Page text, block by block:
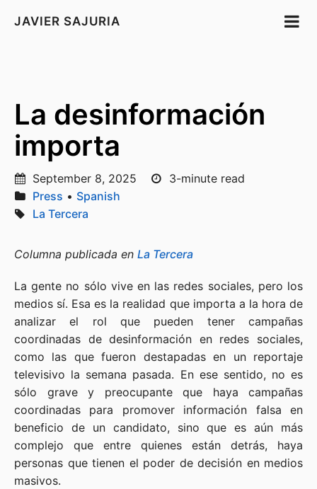
JAVIER SAJURIA
La desinformación
importa
September 8, 2025
3-minute read
Press • Spanish
La Tercera
Columna publicada en La Tercera
La gente no sólo vive en las redes sociales, pero los
medios sí. Esa es la realidad que importa a la hora de
analizar el rol que pueden tener campañas
coordinadas de desinformación en redes sociales,
como las que fueron destapadas en un reportaje
televisivo la semana pasada. En ese sentido, no es
sólo grave y preocupante que haya campañas
coordinadas para promover información falsa en
beneficio de un candidato, sino que es aún más
complejo que entre quienes están detrás, haya
personas que tienen el poder de decisión en medios
masivos.